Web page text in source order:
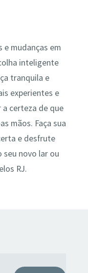
mudanças em
inteligente
tranquila e
experientes e
certeza de que
mãos. Faça sua
e desfrute
seu novo lar ou
RJ.